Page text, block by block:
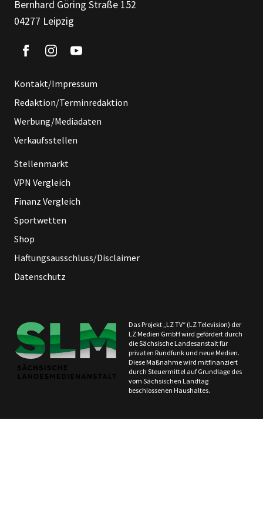
Bernhard Göring Straße 152
04277 Leipzig
Kontakt/Impressum
Redaktion/Terminredaktion
Werbung/Mediadaten
Verkaufsstellen
Stellenmarkt
VPN Vergleich
Finanz Vergleich
Sportwetten
Shop
Haftungsausschluss/Disclaimer
Datenschutz
Das Projekt „LZ TV“ (LZ Television) der
LZ Medien GmbH wird gefördert durch
die Sächsische Landesanstalt für
privaten Rundfunk und neue Medien.
Diese Maßnahme wird mitfinanziert
durch Steuermittel auf Grundlage des
vom Sächsischen Landtag
beschlossenen Haushaltes.